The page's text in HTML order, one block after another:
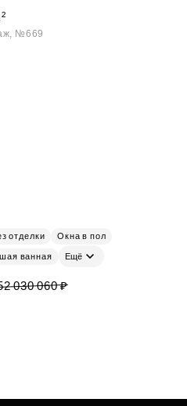
№669
отделки Окна в пол
ванная Ещё
030 060 ₽